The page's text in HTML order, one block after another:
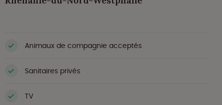
Animaux de compagnie acceptés
Sanitaires privés
TV